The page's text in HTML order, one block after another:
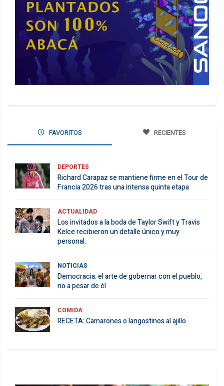
FAVORITOS RECIENTES
DEPORTES
Richard Carapaz se mantiene firme en el Tour de
Francia 2026 tras una intensa quinta etapa
ACTUALIDAD
Los invitados a la boda de Taylor Swift y Travis
Kelce recibieron un detalle único y muy
personal.
NOTICIAS
Democracia: el arte de gobernar con el pueblo,
no a pesar de él
COMIDA
RECETA: Camarones o langostinos al ajillo